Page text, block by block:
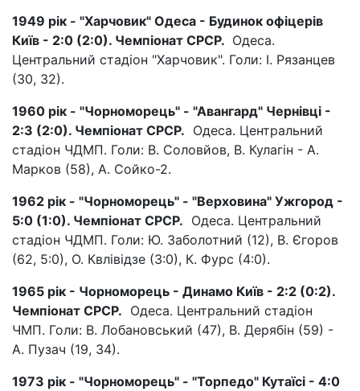
1949 рік - "Харчовик" Одеса - Будинок офіцерів
Київ - 2:0 (2:0). Чемпіонат СРСР. Одеса.
Центральний стадіон "Харчовик". Голи: І. Рязанцев
(30, 32).
1960 рік - "Чорноморець" - "Авангард" Чернівці -
2:3 (2:0). Чемпіонат СРСР. Одеса. Центральний
стадіон ЧДМП. Голи: В. Соловйов, В. Кулагін - А.
Марков (58), А. Сойко-2.
1962 рік - "Чорноморець" - "Верховина" Ужгород -
5:0 (1:0). Чемпіонат СРСР. Одеса. Центральний
стадіон ЧДМП. Голи: Ю. Заболотний (12), В. Єгоров
(62, 5:0), О. Квлівідзе (3:0), К. Фурс (4:0).
1965 рік - Чорноморець - Динамо Київ - 2:2 (0:2).
Чемпіонат СРСР. Одеса. Центральний стадіон
ЧМП. Голи: В. Лобановський (47), В. Дерябін (59) -
А. Пузач (19, 34).
1973 рік - "Чорноморець" - "Торпедо" Кутаїсі - 4:0